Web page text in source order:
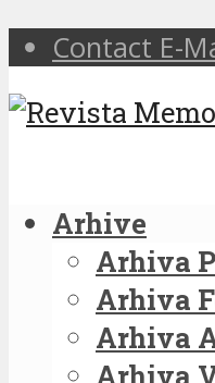
Contact E-
Arhive
Arhiva
Arhiva
Arhiva
Arhiva